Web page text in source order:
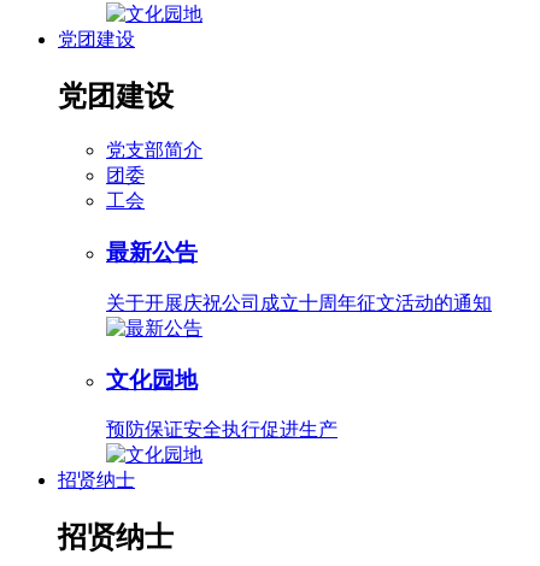
党团建设
党团建设
党支部简介
团委
工会
最新公告
关于开展庆祝公司成立十周年征文活动的通知
文化园地
预防保证安全执行促进生产
招贤纳士
招贤纳士